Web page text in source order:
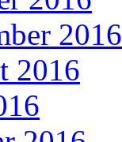
2016
2016